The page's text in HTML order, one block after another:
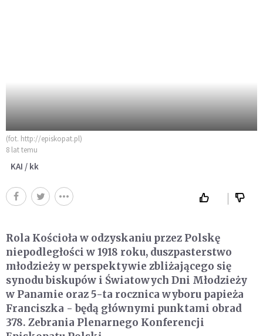
(fot. http://episkopat.pl)
8 lat temu
KAI / kk
Rola Kościoła w odzyskaniu przez Polskę
niepodległości w 1918 roku, duszpasterstwo
młodzieży w perspektywie zbliżającego się
synodu biskupów i Światowych Dni Młodzieży
w Panamie oraz 5-ta rocznica wyboru papieża
Franciszka - będą głównymi punktami obrad
378. Zebrania Plenarnego Konferencji